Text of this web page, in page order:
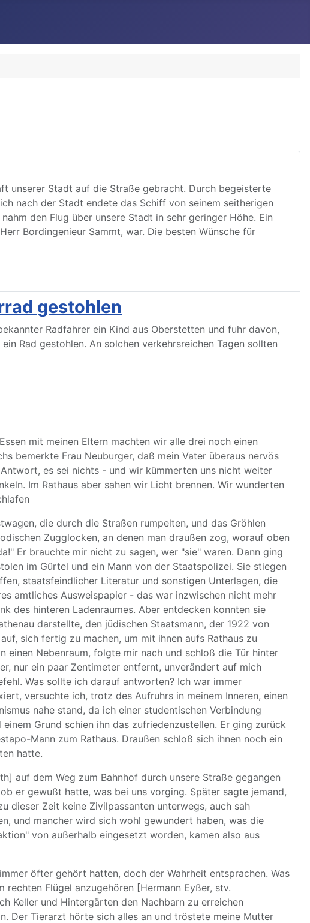
unserer Stadt auf die Straße gebracht. Durch begeisterte
nach der Stadt endete das Schiff von seinem seitherigen
den Flug über unsere Stadt in sehr geringer Höhe. Ein
Bordingenieur Sammt, war. Die besten Wünsche für
gestohlen
Radfahrer ein Kind aus Oberstetten und fuhr davon,
Rad gestohlen. An solchen verkehrsreichen Tagen sollten
mit meinen Eltern machten wir alle drei noch einen
bemerkte Frau Neuburger, daß mein Vater überaus nervös
es sei nichts - und wir kümmerten uns nicht weiter
Im Rathaus aber sahen wir Licht brennen. Wir wunderten
die durch die Straßen rumpelten, und das Gröhlen
Zugglocken, an denen man draußen zog, worauf oben
Er brauchte mir nicht zu sagen, wer "sie" waren. Dann ging
im Gürtel und ein Mann von der Staatspolizei. Sie stiegen
staatsfeindlicher Literatur und sonstigen Unterlagen, die
amtliches Ausweispapier - das war inzwischen nicht mehr
des hinteren Ladenraumes. Aber entdecken konnten sie
darstellte, den jüdischen Staatsmann, der 1922 von
sich fertig zu machen, um mit ihnen aufs Rathaus zu
einen Nebenraum, folgte mir nach und schloß die Tür hinter
nur ein paar Zentimeter entfernt, unverändert auf mich
Was sollte ich darauf antworten? Ich war immer
versuchte ich, trotz des Aufruhrs in meinem Inneren, einen
nahe stand, da ich einer studentischen Verbindung
Grund schien ihn das zufriedenzustellen. Er ging zurück
Mann zum Rathaus. Draußen schloß sich ihnen noch ein
hatte.
auf dem Weg zum Bahnhof durch unsere Straße gegangen
er gewußt hatte, was bei uns vorging. Später sagte jemand,
dieser Zeit keine Zivilpassanten unterwegs, auch sah
und mancher wird sich wohl gewundert haben, was die
von außerhalb eingesetzt worden, kamen also aus
öfter gehört hatten, doch der Wahrheit entsprachen. Was
Flügel anzugehören [Hermann Eyßer, stv.
Keller und Hintergärten den Nachbarn zu erreichen
Der Tierarzt hörte sich alles an und tröstete meine Mutter